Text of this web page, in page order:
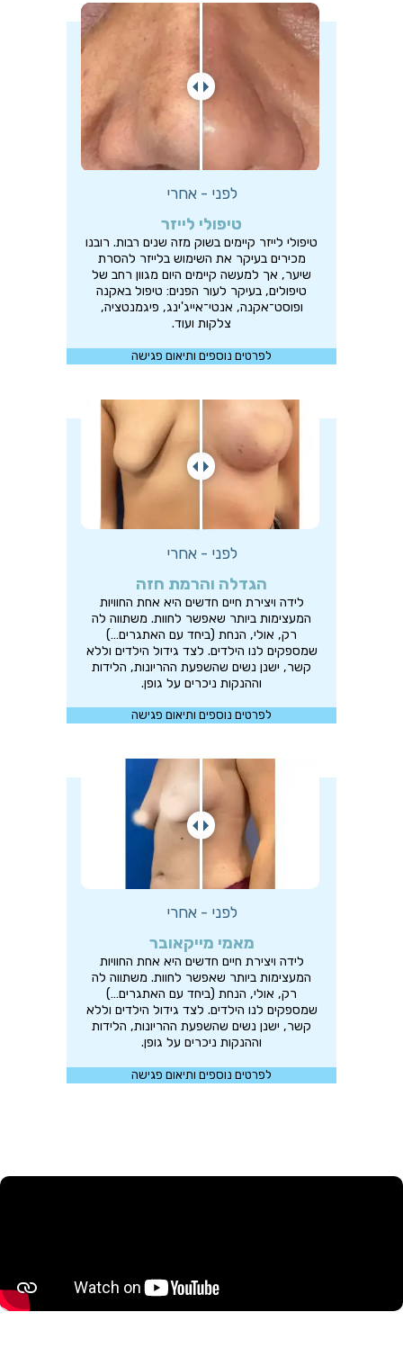
לפני - אחרי
טיפולי לייזר
טיפולי לייזר קיימים בשוק מזה שנים רבות. רובנו
מכירים בעיקר את השימוש בלייזר להסרת
שיער, אך למעשה קיימים היום מגוון רחב של
טיפולים, בעיקר לעור הפנים: טיפול באקנה
ופוסט־אקנה, אנטי־אייג'ינג, פיגמנטציה,
צלקות ועוד.
לפרטים נוספים ותיאום פגישה
לפני - אחרי
הגדלה והרמת חזה
לידה ויצירת חיים חדשים היא אחת החוויות
המעצימות ביותר שאפשר לחוות. משתווה לה
רק, אולי, הנחת (ביחד עם האתגרים…)
שמספקים לנו הילדים. לצד גידול הילדים וללא
קשר, ישנן נשים שהשפעת ההריונות, הלידות
וההנקות ניכרים על גופן.
לפרטים נוספים ותיאום פגישה
לפני - אחרי
מאמי מייקאובר
לידה ויצירת חיים חדשים היא אחת החוויות
המעצימות ביותר שאפשר לחוות. משתווה לה
רק, אולי, הנחת (ביחד עם האתגרים…)
שמספקים לנו הילדים. לצד גידול הילדים וללא
קשר, ישנן נשים שהשפעת ההריונות, הלידות
וההנקות ניכרים על גופן.
לפרטים נוספים ותיאום פגישה